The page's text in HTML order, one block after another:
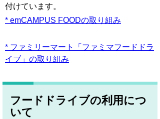
付けています。
* emCAMPUS FOODの取り組み
* ファミリーマート「ファミマフードドラ
イブ」の取り組み
フードドライブの利用につ
いて